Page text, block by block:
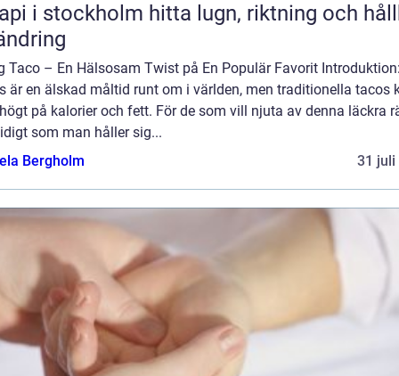
hitta lugn, riktning och hållbar
Taco – En Hälsosam Twist på En Populär Favorit
är en älskad måltid runt om i världen, men traditionella tacos
på kalorier och fett. För de som vill njuta av denna läckra
som man håller sig...
Bergholm
31 juli